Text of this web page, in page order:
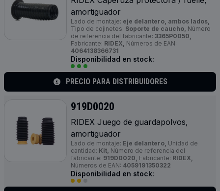
amortiguador
Lado de montaje: eje delantero, ambos lados,
Tipo de cojinetes: Soporte de caucho, Número
de referencia del fabricante: 3365P0050,
Fabricante: RIDEX, Números de EAN:
4064138366731
Disponibilidad en stock:
PRECIO PARA DISTRIBUIDORES
919D0020
RIDEX Juego de guardapolvos,
amortiguador
Lado de montaje: Eje delantero, Unidad de
cantidad: Kit, Número de referencia del
fabricante: 919D0020, Fabricante: RIDEX,
Números de EAN: 4059191350322
Disponibilidad en stock: